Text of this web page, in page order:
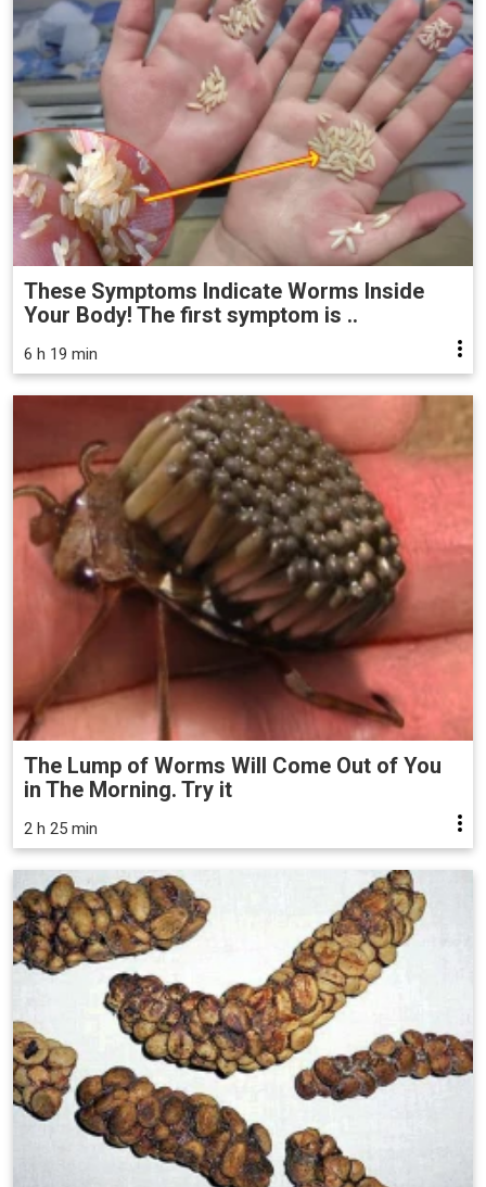
These Symptoms Indicate Worms Inside
Your Body! The first symptom is ..
6 h 19 min
The Lump of Worms Will Come Out of You
in The Morning. Try it
2 h 25 min